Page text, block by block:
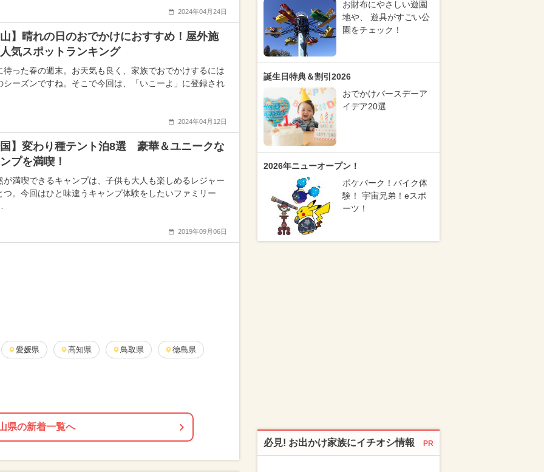
2024年04月24日
山】晴れの日のおでかけにおすすめ！屋外施
気スポットランキング
待った春の週末。お天気も良く、家族でおでかけするには
シーズンですね。そこで今回は、「いこーよ」に登録され
2024年04月12日
国】変わり種テント泊8選 豪華＆ユニークな
プを満喫！
が満喫できるキャンプは、子供も大人も楽しめるレジャー
つ。今回はひと味違うキャンプ体験をしたいファミリー
2019年09月06日
愛媛県 高知県 鳥取県 徳島県
県の新着一覧へ
お財布にやさしい遊園
地や、 遊具がすごい公
園をチェック！
誕生日特典＆割引2026
おでかけバースデーア
イデア20選
2026年ニューオープン！
ポケパーク！バイク体
験！ 宇宙兄弟！eスポ
ーツ！
必見! お出かけ家族にイチオシ情報 PR